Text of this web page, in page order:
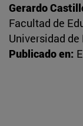
Gerardo
Facultad de
Universidad de
Publicado en: